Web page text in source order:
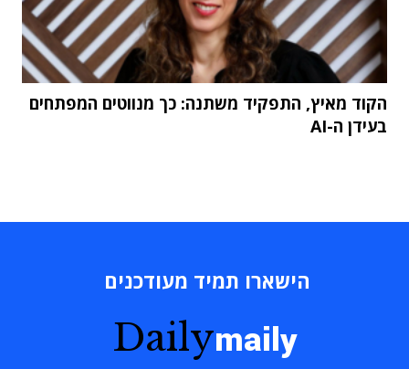
הקוד מאיץ, התפקיד משתנה: כך מנווטים המפתחים
בעידן ה-AI
הישארו תמיד מעודכנים
Dailymaily